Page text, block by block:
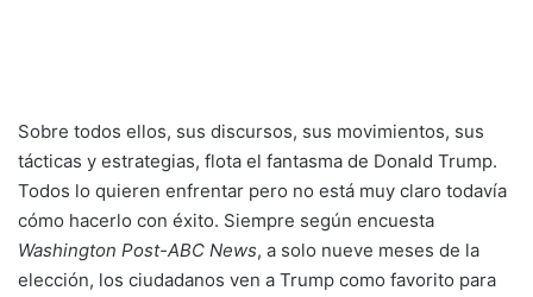
Sobre todos ellos, sus discursos, sus movimientos, sus
tácticas y estrategias, flota el fantasma de Donald Trump.
Todos lo quieren enfrentar pero no está muy claro todavía
cómo hacerlo con éxito. Siempre según encuesta
Washington Post-ABC News, a solo nueve meses de la
elección, los ciudadanos ven a Trump como favorito para